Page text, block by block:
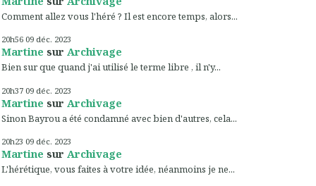
Comment allez vous l'héré ? Il est encore temps, alors...
20h56 09 déc. 2023
Martine sur Archivage
Bien sur que quand j'ai utilisé le terme libre , il n'y...
20h37 09 déc. 2023
Martine sur Archivage
Sinon Bayrou a été condamné avec bien d'autres, cela...
20h23 09 déc. 2023
Martine sur Archivage
L'hérétique, vous faites à votre idée, néanmoins je ne...